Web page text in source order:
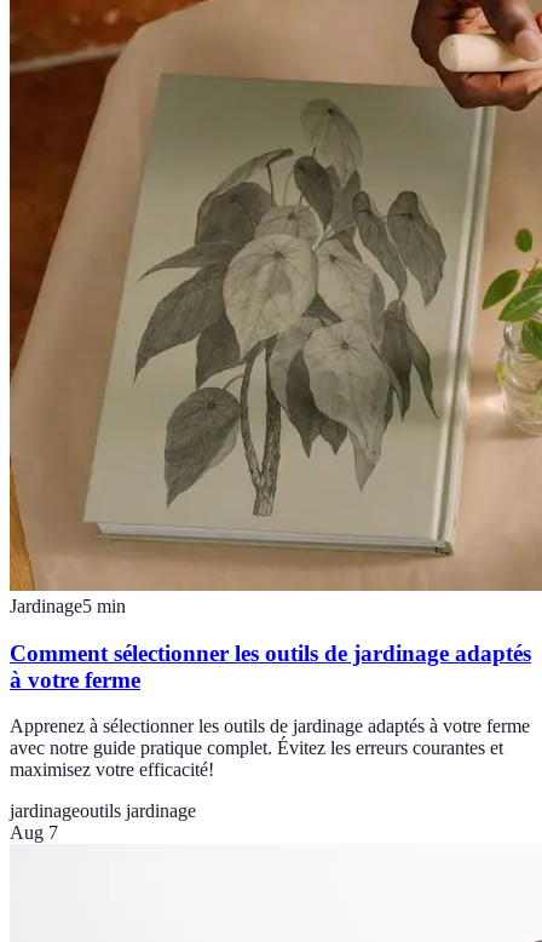
Jardinage5 min
Comment sélectionner les outils de jardinage adaptés
à votre ferme
Apprenez à sélectionner les outils de jardinage adaptés à votre ferme
avec notre guide pratique complet. Évitez les erreurs courantes et
maximisez votre efficacité!
jardinageoutils jardinage
Aug 7